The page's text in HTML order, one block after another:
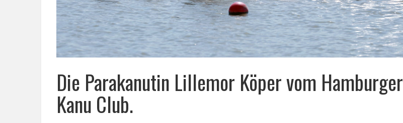
Die Parakanutin Lillemor Köper vom Hamburger
Kanu Club.